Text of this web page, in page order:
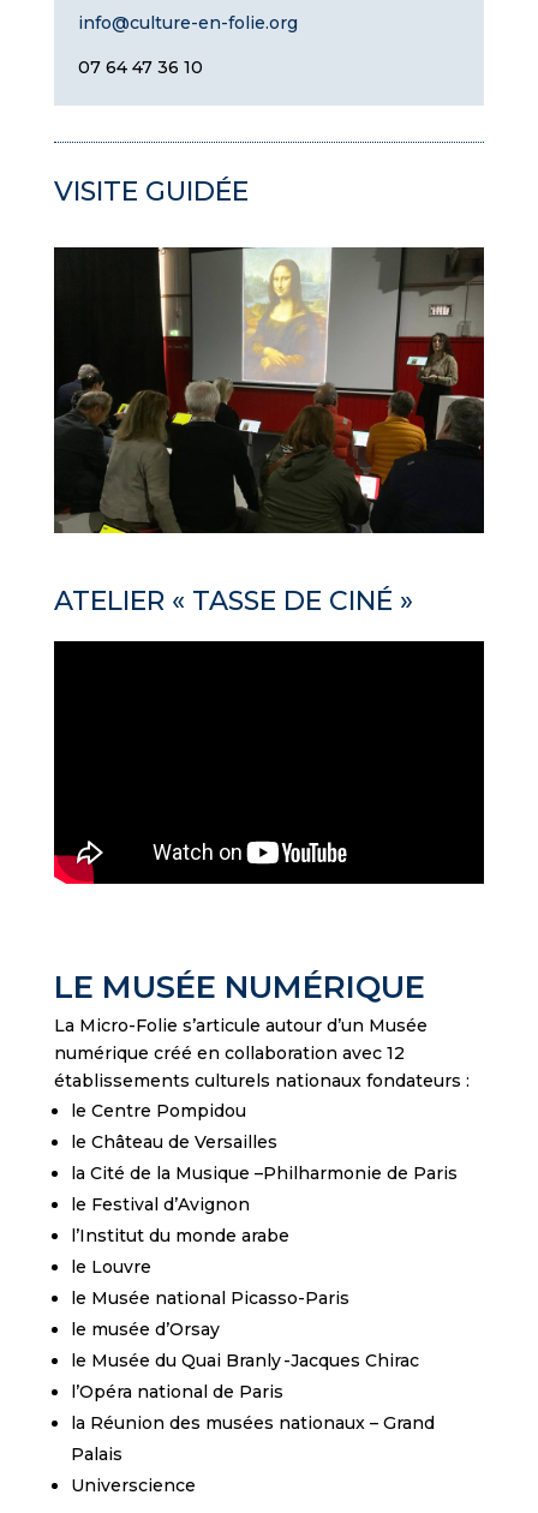
info@culture-en-folie.org
07 64 47 36 10
VISITE GUIDÉE
ATELIER « TASSE DE CINÉ »
LE MUSÉE NUMÉRIQUE
La Micro-Folie s’articule autour d’un Musée
numérique créé en collaboration avec 12
établissements culturels nationaux fondateurs :
le Centre Pompidou
le Château de Versailles
la Cité de la Musique –Philharmonie de Paris
le Festival d’Avignon
l’Institut du monde arabe
le Louvre
le Musée national Picasso-Paris
le musée d’Orsay
le Musée du Quai Branly -Jacques Chirac
l’Opéra national de Paris
la Réunion des musées nationaux – Grand
Palais
Universcience